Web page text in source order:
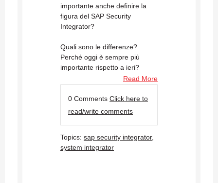
importante anche definire la
figura del SAP Security
Integrator?
Quali sono le differenze?
Perché oggi è sempre più
importante rispetto a ieri?
Read More
0 Comments Click here to
read/write comments
Topics: sap security integrator,
system integrator